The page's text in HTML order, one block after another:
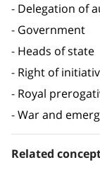
Delegation of
Government
Heads of state
Right of
Royal
War and
Related